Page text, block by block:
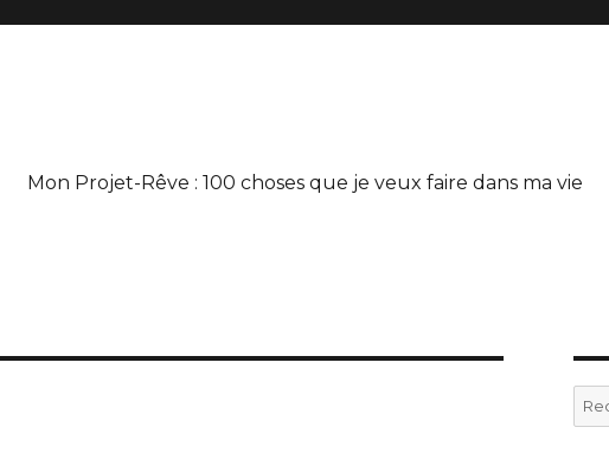
Mon Projet-Rêve : 100 choses que je veux faire dans ma vie
pour